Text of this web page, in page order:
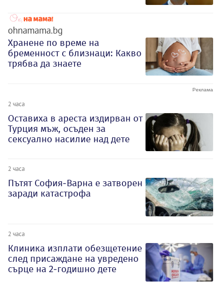
ohnamama.bg
Хранене по време на
бременност с близнаци: Какво
трябва да знаете
2 часа
Оставиха в ареста издирван от
Турция мъж, осъден за
сексуално насилие над дете
2 часа
Пътят София-Варна е затворен
заради катастрофа
2 часа
Клиника изплати обезщетение
след присаждане на увредено
сърце на 2-годишно дете